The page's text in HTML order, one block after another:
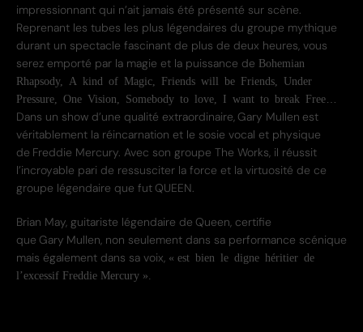
impressionnant qui n’ait jamais été présenté sur scène.
Reprenant les tubes les plus légendaires du groupe mythique
durant un spectacle fascinant de plus de deux heures, vous
serez emporté par la magie et la puissance de Bohemian
Rhapsody, A kind of Magic, Friends will be Friends, Under
Pressure, One Vision, Somebody to love, I want to break Free…
Dans un show d’une qualité extraordinaire, Gary Mullen est
véritablement la réincarnation et le sosie vocal et physique
de Freddie Mercury. Avec son groupe The Works, il réussit
l’incroyable pari de ressusciter la force et la virtuosité de ce
groupe légendaire que fut QUEEN.
Brian May, guitariste légendaire de Queen, certifie
que Gary Mullen, non seulement dans sa performance scénique
mais également dans sa voix, « est bien le digne héritier de
l’excessif Freddie Mercury ».